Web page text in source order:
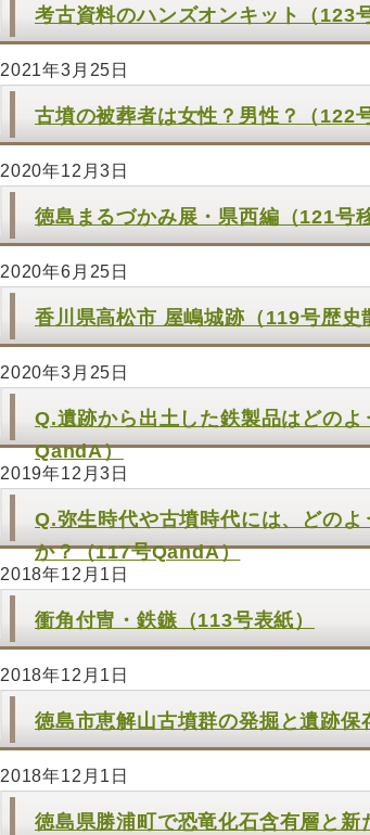
考古資料のハンズオンキット（123
2021年3月25日
古墳の被葬者は女性？男性？（122
2020年12月3日
徳島まるづかみ展・県西編（121号
2020年6月25日
香川県高松市 屋嶋城跡（119号歴史
2020年3月25日
Q.遺跡から出土した鉄製品はどの
QandA）
2019年12月3日
Q.弥生時代や古墳時代には、どの
か？（117号QandA）
2018年12月1日
衝角付冑・鉄鏃（113号表紙）
2018年12月1日
徳島市恵解山古墳群の発掘と遺跡保
2018年12月1日
徳島県勝浦町で恐竜化石含有層と